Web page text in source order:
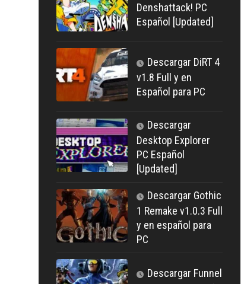
Denshattack! PC
Español [Updated]
Descargar DiRT 4
v1.8 Full y en
Español para PC
Descargar
Desktop Explorer
PC Español
[Updated]
Descargar Gothic
1 Remake v1.0.3 Full
y en español para
PC
Descargar Funnel